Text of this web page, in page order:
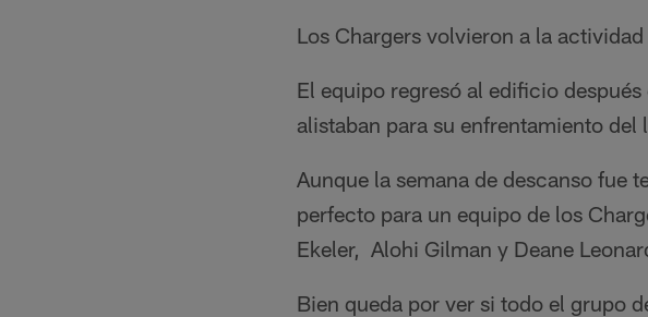
Los Chargers volvieron a la
El equipo regresó al edificio
alistaban para su enfrentamiento
Aunque la semana de descanso fue
perfecto para un equipo de los
Ekeler, Alohi Gilman y Deane
Bien queda por ver si todo el grupo